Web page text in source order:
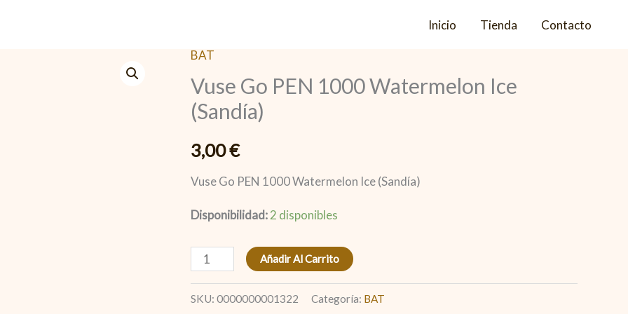
Inicio Tienda Contacto
BAT
Vuse Go PEN 1000 Watermelon Ice
(Sandía)
3,00€
Vuse Go PEN 1000 Watermelon Ice (Sandía)
Disponibilidad:2 disponibles
Vuse
Go
PEN
1000
Watermelon
(Sandía)
cantidad
Añadir Al Carrito
SKU: 0000000001322 Categoría: BAT